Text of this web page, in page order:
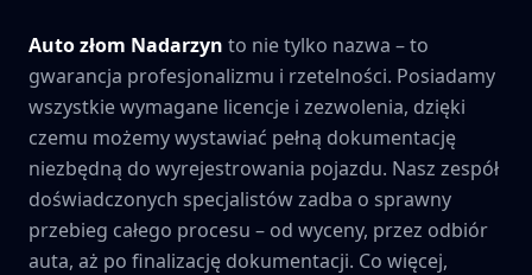
Auto złom Nadarzyn to nie tylko nazwa – to
gwarancja profesjonalizmu i rzetelności. Posiadamy
wszystkie wymagane licencje i zezwolenia, dzięki
czemu możemy wystawiać pełną dokumentację
niezbędną do wyrejestrowania pojazdu. Nasz zespół
doświadczonych specjalistów zadba o sprawny
przebieg całego procesu – od wyceny, przez odbiór
auta, aż po finalizację dokumentacji. Co więcej,